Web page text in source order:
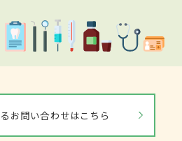
お問い合わせはこちら